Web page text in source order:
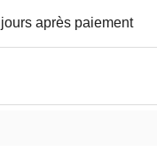
après paiement